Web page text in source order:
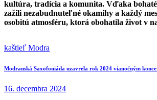
kultúra, tradícia a komunita. Vďaka
zažili nezabudnuteľné okamihy a každý
osobitú atmosféru, ktorá obohatila život v
kaštieľ Modra
Navigácia
v
Previous
Modranská Saxofoniáda uzavrela rok 2024 vianočným
16. decembra 2024